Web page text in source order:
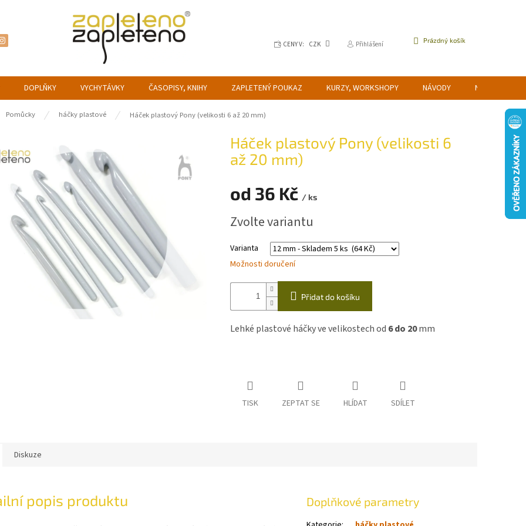
CENY V: CZK Přihlášení
NÁKUPNÍ
Prázdný košík
DOPLŇKY VYCHYTÁVKY ČASOPISY, KNIHY ZAPLETENÝ POUKAZ KURZY, WORKSHOPY NÁVODY NAPIŠTE NÁM
Pomůcky háčky plastové Háček plastový Pony (velikosti 6 až 20 mm)
Háček plastový Pony (velikosti 6
až 20 mm)
od 36 Kč / ks
cena:
Zvolte variantu
Varianta
Možnosti doručení
Přidat do košíku
Lehké plastové háčky ve velikostech od 6 do 20mm
TISK ZEPTAT SE HLÍDAT SDÍLET
Diskuze
popis produktu Doplňkové parametry